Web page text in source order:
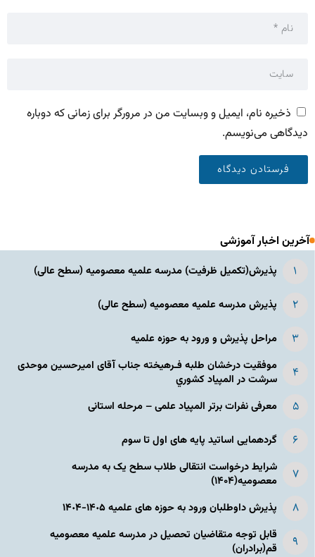
ذخیره نام، ایمیل و وبسایت من در مرورگر برای زمانی که دوباره
دیدگاهی می‌نویسم.
آخرین اخبار آموزشی
پذیرش(تکمیل ظرفیت) مدرسه علمیه معصومیه‌ (سطح عالی)
پذیرش مدرسه علمیه معصومیه‌ (سطح عالی)
مراحل پذیرش و ورود به حوزه علمیه
موفقیت درخشان طلبه فـرهیخته جناب آقای امیرحسین موحدی
سرشت در المپياد كشوري
معرفی نفرات برتر المپیاد علمی – مرحله استانی
گردهمایی اساتید پایه های اول تا سوم
شرایط درخواست انتقالی طلاب سطح یک به مدرسه
معصومیه(۱۴۰۴)
پذیرش داوطلبان ورود به حوزه های علمیه ١۴٠۵-١۴٠۴
قابل توجه متقاضیان تحصیل در مدرسه علمیه معصومیه
قم(برادران)